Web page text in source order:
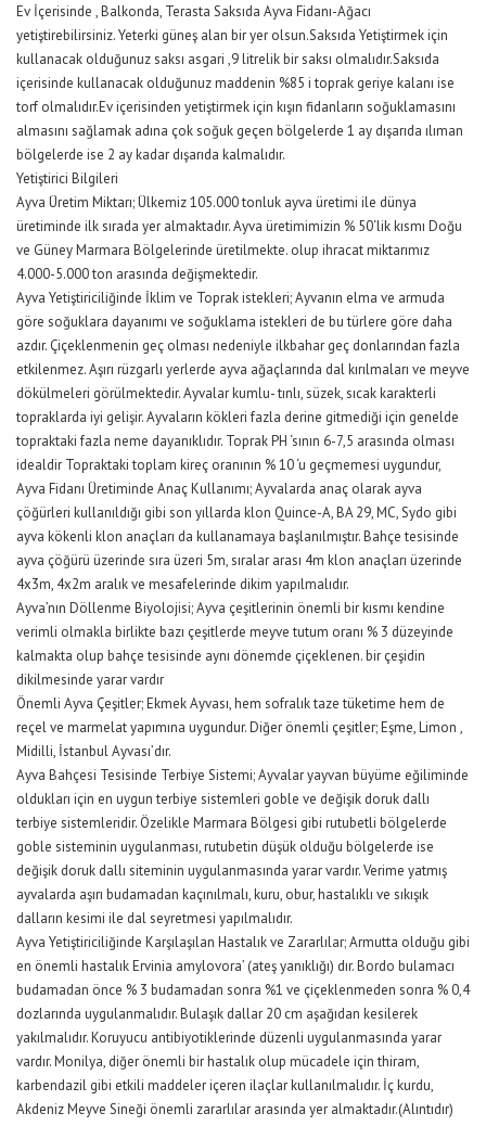
Ev İçerisinde , Balkonda, Terasta Saksıda Ayva Fidanı-Ağacı
yetiştirebilirsiniz. Yeterki güneş alan bir yer olsun.Saksıda Yetiştirmek için
kullanacak olduğunuz saksı asgari ,9 litrelik bir saksı olmalıdır.Saksıda
içerisinde kullanacak olduğunuz maddenin %85 i toprak geriye kalanı ise
torf olmalıdır.Ev içerisinden yetiştirmek için kışın fidanların soğuklamasını
almasını sağlamak adına çok soğuk geçen bölgelerde 1 ay dışarıda ılıman
bölgelerde ise 2 ay kadar dışarıda kalmalıdır.
Yetiştirici Bilgileri
Ayva Üretim Miktarı; Ülkemiz 105.000 tonluk ayva üretimi ile dünya
üretiminde ilk sırada yer almaktadır. Ayva üretimimizin % 50‘lik kısmı Doğu
ve Güney Marmara Bölgelerinde üretilmekte. olup ihracat miktarımız
4.000-5.000 ton arasında değişmektedir.
Ayva Yetiştiriciliğinde İklim ve Toprak istekleri; Ayvanın elma ve armuda
göre soğuklara dayanımı ve soğuklama istekleri de bu türlere göre daha
azdır. Çiçeklenmenin geç olması nedeniyle ilkbahar geç donlarından fazla
etkilenmez. Aşırı rüzgarlı yerlerde ayva ağaçlarında dal kırılmaları ve meyve
dökülmeleri görülmektedir. Ayvalar kumlu- tınlı, süzek, sıcak karakterli
topraklarda iyi gelişir. Ayvaların kökleri fazla derine gitmediği için genelde
topraktaki fazla neme dayanıklıdır. Toprak PH ‘sının 6-7,5 arasında olması
idealdir Topraktaki toplam kireç oranının % 10 ‘u geçmemesi uygundur,
Ayva Fidanı Üretiminde Anaç Kullanımı; Ayvalarda anaç olarak ayva
çöğürleri kullanıldığı gibi son yıllarda klon Quince-A, BA 29, MC, Sydo gibi
ayva kökenli klon anaçları da kullanamaya başlanılmıştır. Bahçe tesisinde
ayva çöğürü üzerinde sıra üzeri 5m, sıralar arası 4m klon anaçları üzerinde
4x3m, 4x2m aralık ve mesafelerinde dikim yapılmalıdır.
Ayva’nın Döllenme Biyolojisi; Ayva çeşitlerinin önemli bir kısmı kendine
verimli olmakla birlikte bazı çeşitlerde meyve tutum oranı % 3 düzeyinde
kalmakta olup bahçe tesisinde aynı dönemde çiçeklenen. bir çeşidin
dikilmesinde yarar vardır
Önemli Ayva Çeşitler; Ekmek Ayvası, hem sofralık taze tüketime hem de
reçel ve marmelat yapımına uygundur. Diğer önemli çeşitler; Eşme, Limon ,
Midilli, İstanbul Ayvası’dır.
Ayva Bahçesi Tesisinde Terbiye Sistemi; Ayvalar yayvan büyüme eğiliminde
oldukları için en uygun terbiye sistemleri goble ve değişik doruk dallı
terbiye sistemleridir. Özelikle Marmara Bölgesi gibi rutubetli bölgelerde
goble sisteminin uygulanması, rutubetin düşük olduğu bölgelerde ise
değişik doruk dallı siteminin uygulanmasında yarar vardır. Verime yatmış
ayvalarda aşırı budamadan kaçınılmalı, kuru, obur, hastalıklı ve sıkışık
dalların kesimi ile dal seyretmesi yapılmalıdır.
Ayva Yetiştiriciliğinde Karşılaşılan Hastalık ve Zararlılar; Armutta olduğu gibi
en önemli hastalık Ervinia amylovora’ (ateş yanıklığı) dır. Bordo bulamacı
budamadan önce % 3 budamadan sonra %1 ve çiçeklenmeden sonra % 0,4
dozlarında uygulanmalıdır. Bulaşık dallar 20 cm aşağıdan kesilerek
yakılmalıdır. Koruyucu antibiyotiklerinde düzenli uygulanmasında yarar
vardır. Monilya, diğer önemli bir hastalık olup mücadele için thiram,
karbendazil gibi etkili maddeler içeren ilaçlar kullanılmalıdır. İç kurdu,
Akdeniz Meyve Sineği önemli zararlılar arasında yer almaktadır.(Alıntıdır)